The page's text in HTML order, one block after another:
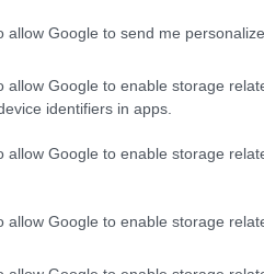
allow Google to send me
allow Google to enable storage
identifiers in apps.
allow Google to enable storage
allow Google to enable storage
και να
θα πρέπει να ελέγξουν την
πρόκειται να ταξιδέψουν
έξαρσης ιλαράς. Τέλος, ο ΕΟΔΥ
δράσεις ενημέρωσης και